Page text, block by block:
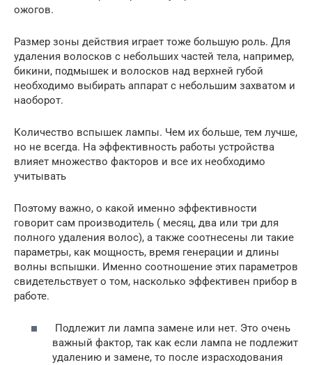
ожогов.
Размер зоны действия играет тоже большую роль. Для
удаления волосков с небольших частей тела, например,
бикини, подмышек и волосков над верхней губой
необходимо выбирать аппарат с небольшим захватом и
наоборот.
Количество вспышек лампы. Чем их больше, тем лучше,
но не всегда. На эффективность работы устройства
влияет множество факторов и все их необходимо
учитывать
Поэтому важно, о какой именно эффективности
говорит сам производитель ( месяц, два или три для
полного удаления волос), а также соотнесены ли такие
параметры, как мощность, время генерации и длины
волны вспышки. Именно соотношение этих параметров
свидетельствует о том, насколько эффективен прибор в
работе.
Подлежит ли лампа замене или нет. Это очень
важный фактор, так как если лампа не подлежит
удалению и замене, то после израсходования